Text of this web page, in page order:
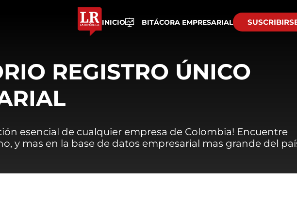
INICIO BITÁCORA EMPRESARIAL
REGISTRO ÚNICO
esencial de cualquier empresa de Colombia! Encuentre
y mas en la base de datos empresarial mas grande del